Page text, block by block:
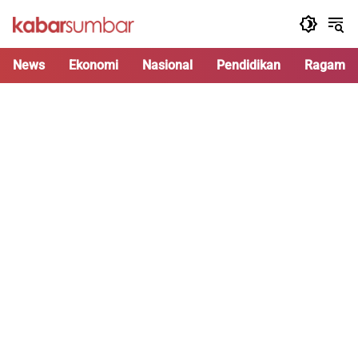
News Ekonomi Nasional Pendidikan Ragam